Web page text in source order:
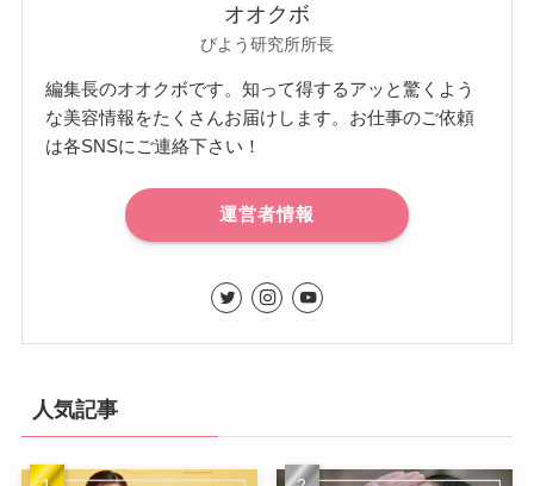
オオクボ
びよう研究所所長
編集長のオオクボです。知って得するアッと驚くよう
な美容情報をたくさんお届けします。お仕事のご依頼
は各SNSにご連絡下さい！
運営者情報
人気記事